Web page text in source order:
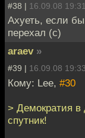
#38 | 16.09.08 19:31
Ахуеть, если
перехал (с)
araev »
#39 | 16.09.08 19:33
Кому: Lee, #30
> Демократия в
спутник!